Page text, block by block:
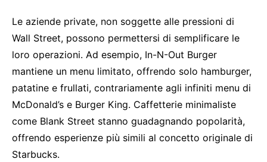
Le aziende private, non soggette alle pressioni di
Wall Street, possono permettersi di semplificare le
loro operazioni. Ad esempio, In-N-Out Burger
mantiene un menu limitato, offrendo solo hamburger,
patatine e frullati, contrariamente agli infiniti menu di
McDonald’s e Burger King. Caffetterie minimaliste
come Blank Street stanno guadagnando popolarità,
offrendo esperienze più simili al concetto originale di
Starbucks.